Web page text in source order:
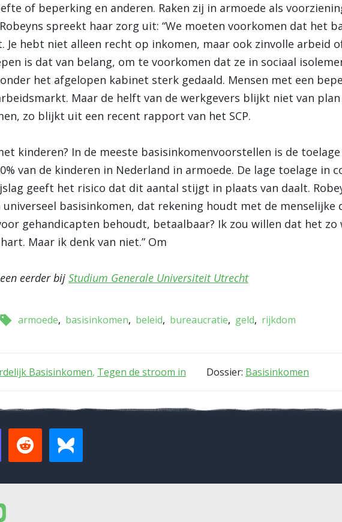
of beperking en anderen. Raken zij in armoede als
spreekt haar zorg uit: “We moeten voorkomen dat het
Je hebt niet alleen recht op inkomen, maar ook zinvolle arbeid
is dat van belang, om te voorkomen dat ze in sociaal
het afgelopen kabinet sterk gedaald. Mensen met een
Maar de helft van de werkgevers blijkt niet van
zo blijkt uit een recent rapport van het SCP.
kinderen? In de meeste basisinkomenvoorstellen is de
van de kinderen in Nederland in armoede. De lage toelage in
geeft het risico dat dit aantal stijgt in plaats van daalt.
universeel basisinkomen, dat rekening houdt met de
gehandicapten behoudt, betaalbaar? Ik zou willen dat het zo
Maar ik denk van niet.” Om
eerder bij Studium Generale Universiteit Utrecht
armoede basisinkomen beleid bureaucratie geld rijkdom
Basisinkomen, Tegen de stroom in Dossier: Basisinkomen